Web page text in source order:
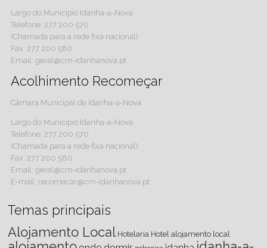
Largo do Município Idanha-a-Nova
Telefone: 277 200 570
(Chamada para a rede fixa nacional)
Fax: 277 200 580
Email: geral@cm-idanhanova.pt
Acolhimento Recomeçar
Câmara Municipal de Idanha-a-Nova
Largo do Município Idanha-a-Nova
Telefone: 277 200 570
(Chamada para a rede fixa nacional)
Fax: 277 200 580
Email: geral@cm-idanhanova.pt
E-mail: recomecar@cm-idanhanova.pt
Temas principais
Alojamento Local Hotelaria Hotel alojamento local